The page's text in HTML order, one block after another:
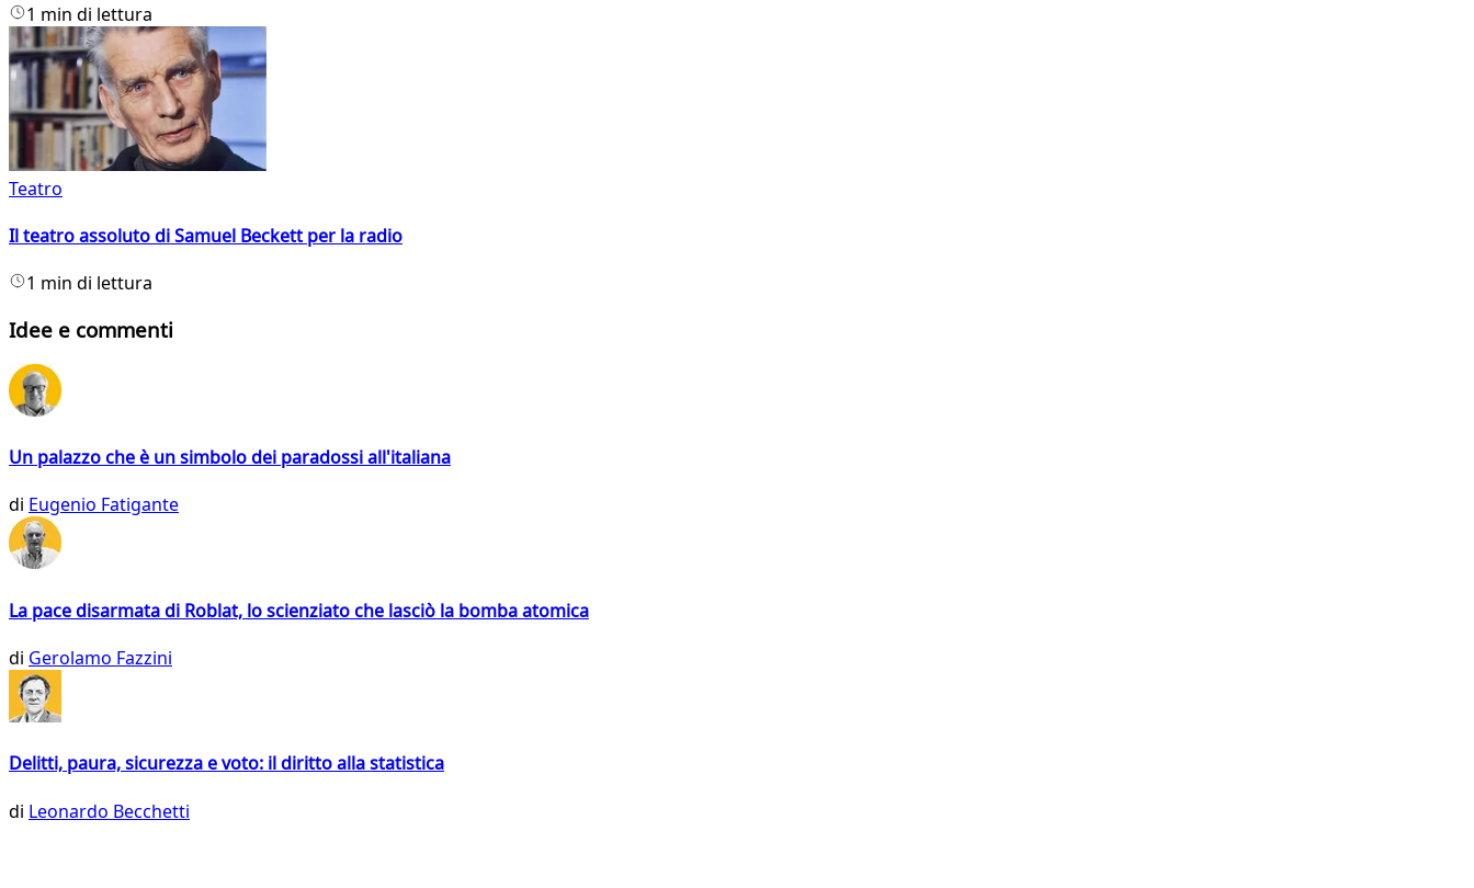
1 min di lettura
Teatro
Il teatro assoluto di Samuel Beckett per la radio
1 min di lettura
Idee e commenti
Un palazzo che è un simbolo dei paradossi all'italiana
di Eugenio Fatigante
La pace disarmata di Roblat, lo scienziato che lasciò la bomba atomica
di Gerolamo Fazzini
Delitti, paura, sicurezza e voto: il diritto alla statistica
di Leonardo Becchetti